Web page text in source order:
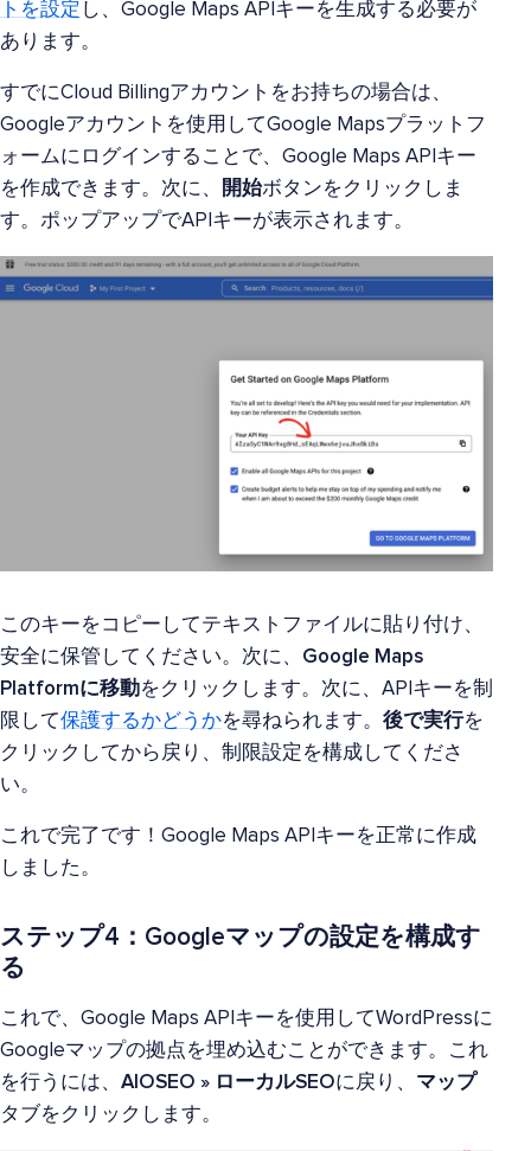
トを設定 し、Google Maps APIキーを生成する必要が
あります。
すでにCloud Billingアカウントをお持ちの場合は、
Googleアカウントを使用してGoogle Mapsプラットフ
ォームにログインすることで、Google Maps APIキー
を作成できます。次に、
開始ボタンをクリックしま
す。ポップアップでAPIキーが表示されます。
このキーをコピーしてテキストファイルに貼り付け、
安全に保管してください。次に、 Google Maps
Platformに移動をクリックします。次に、APIキーを制
限して保護するかどうかを尋ねられます。 後で実行を
クリックしてから戻り、制限設定を構成してくださ
い。
これで完了です！Google Maps APIキーを正常に作成
しました。
ステップ4：Googleマップの設定を構成す
る
これで、Google Maps APIキーを使用してWordPressに
Googleマップの拠点を埋め込むことができます。これ
を行うには、 AIOSEO » ローカルSEOに戻り、 マップ
タブをクリックします。